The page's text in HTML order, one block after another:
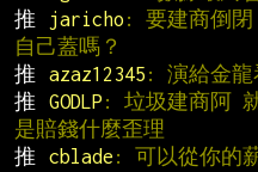
推
jaricho : 要建商倒
自己蓋嗎？
推
azaz12345 : 演給金龍
推
GODLP : 垃圾建商阿
是賠錢什麼歪理
推
cblade : 可以從你的